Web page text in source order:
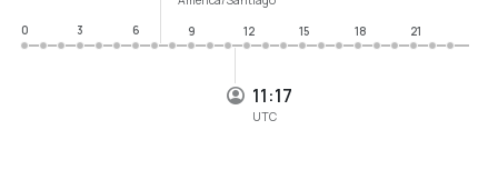
11:17
UTC
0
3 6 9 12 15 18 21